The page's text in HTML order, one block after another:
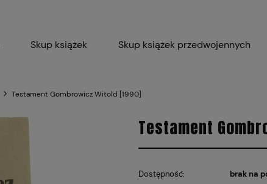
Skup książek Skup książek przedwojennych
Testament Gombrowicz Witold [1990]
Testament
Dostępność: brak na